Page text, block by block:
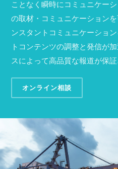
ことなく瞬時にコミュニケー
の取材・コミュニケーション
ンスタントコミュニケーショ
トコンテンツの調整と発信が
スによって高品質な報道が保証
オンライン相談